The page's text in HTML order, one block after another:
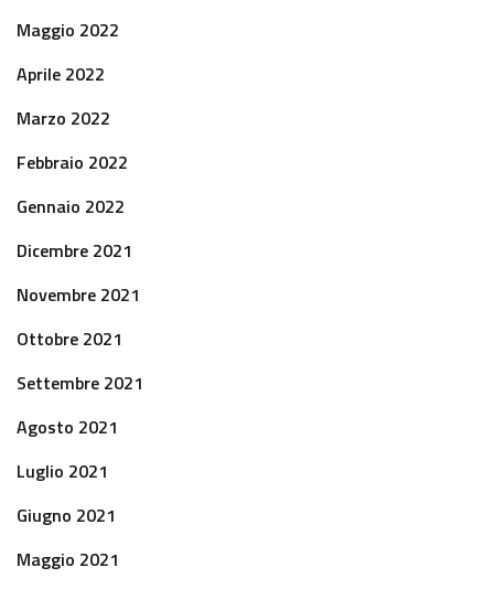
Maggio 2022
Aprile 2022
Marzo 2022
Febbraio 2022
Gennaio 2022
Dicembre 2021
Novembre 2021
Ottobre 2021
Settembre 2021
Agosto 2021
Luglio 2021
Giugno 2021
Maggio 2021